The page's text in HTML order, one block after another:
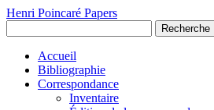
Henri Poincaré Papers
Recherche
Accueil
Bibliographie
Correspondance
Inventaire